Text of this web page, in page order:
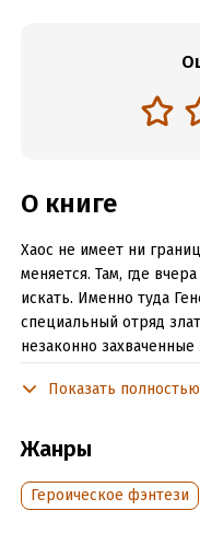
О книге
Хаос не имеет ни
меняется. Там, где
искать. Именно туда
специальный отряд
незаконно
дорогу назад. А для
обладательницей этого
не только они. Новая
Арея...
Показать полностью
Жанры
Героическое фэнтези